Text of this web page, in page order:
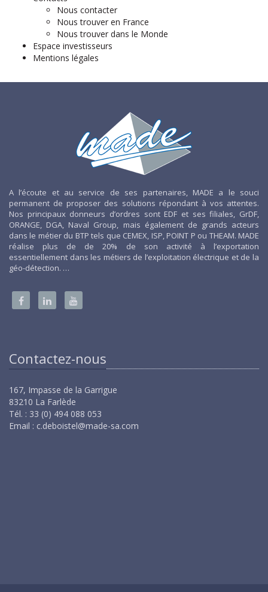
Nous contacter
Nous trouver en France
Nous trouver dans le Monde
Espace investisseurs
Mentions légales
A l’écoute et au service de ses partenaires, MADE a le souci
permanent de proposer des solutions répondant à vos attentes.
Nos principaux donneurs d’ordres sont EDF et ses filiales, GrDF,
ORANGE, DGA, Naval Group, mais également de grands acteurs
dans le métier du BTP tels que CEMEX, ISP, POINT P ou THEAM. MADE
réalise plus de de 20% de son activité à l’exportation
essentiellement dans les métiers de l’exploitation électrique et de la
géo-détection. …
Contactez-nous
167, Impasse de la Garrigue
83210 La Farlède
Tél. : 33 (0) 494 088 053
Email : c.deboistel@made-sa.com